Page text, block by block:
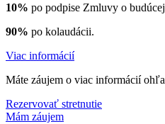
10% po podpise Zmluvy o
90% po kolaudácii.
Viac informácií
Máte záujem o viac informácií
Rezervovať stretnutie
Mám záujem